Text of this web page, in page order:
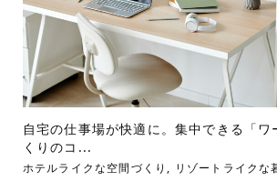
自宅の仕事場が快適に。集中できる「
くりのコ...
ホテルライクな空間づくり , リゾートライクな